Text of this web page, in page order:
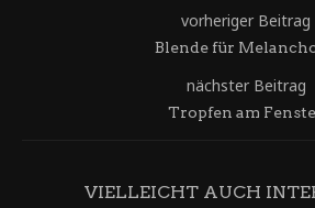
vorheriger Beitrag
Blende für
nächster Beitrag
Tropfen am
VIELLEICHT AUCH